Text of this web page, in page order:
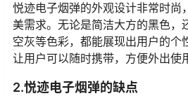
悦迹电子烟弹的外观设计非常时尚
美需求。无论是简洁大方的黑色，
空灰等色彩，都能展现出用户的个
让用户可以随时携带，方便外出使
2.悦迹电子烟弹的缺点